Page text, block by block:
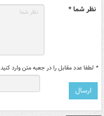
نظر شما *
* لطفا عدد مقابل را در جعبه متن وارد کنید